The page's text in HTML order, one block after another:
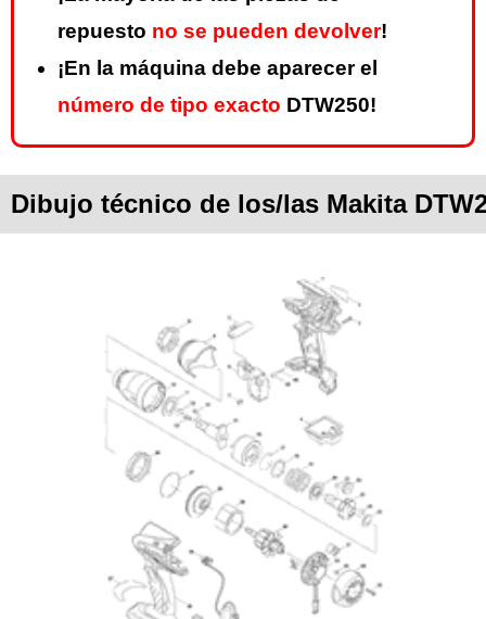
repuesto no se pueden devolver!
¡En la máquina debe aparecer el
número de tipo exacto DTW250!
Dibujo técnico de los/las Makita